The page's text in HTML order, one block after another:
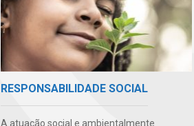
RESPONSABILIDADE SOCIAL
A atuação social e ambientalmente